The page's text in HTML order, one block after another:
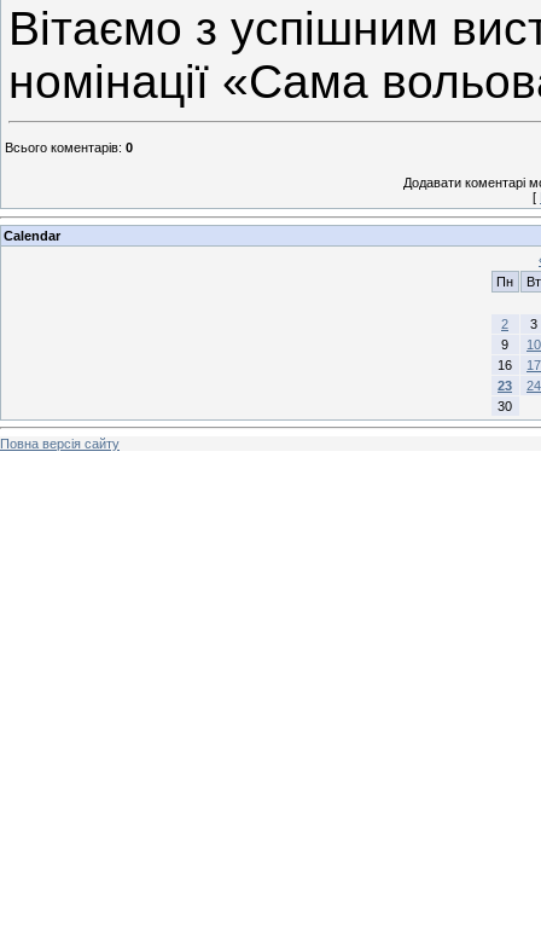
Вітаємо з успішним
номінації «Сама
Всього коментарів: 0
Додавати коментарі
[
Calendar
Пн
Вт
2
3
9
10
16
17
23
24
30
Повна версія сайту